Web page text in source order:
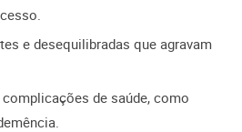
e desequilibradas que agravam
de saúde, como